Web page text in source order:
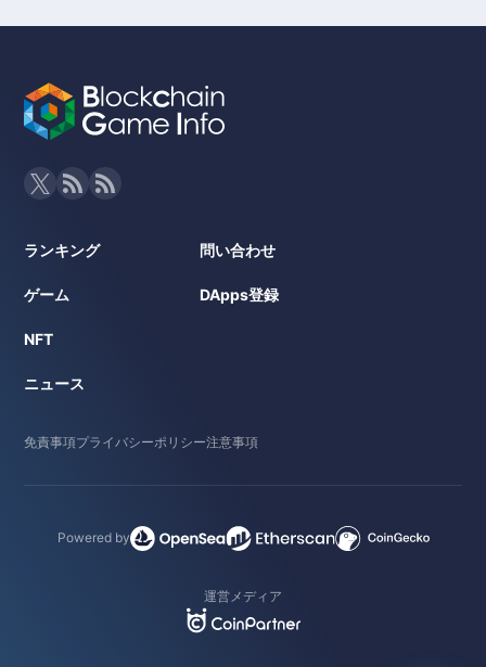
ランキング
ゲーム
NFT
ニュース
問い合わせ
DApps登録
免責事項プライバシーポリシー注意事項
Powered by
運営メディア